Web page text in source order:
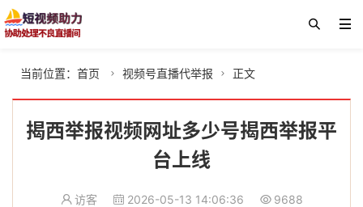
当前位置： 首页  视频号直播代举报  正文
揭西举报视频网址多少号揭西举报平
台上线
访客 2026-05-13 14:06:36 9688